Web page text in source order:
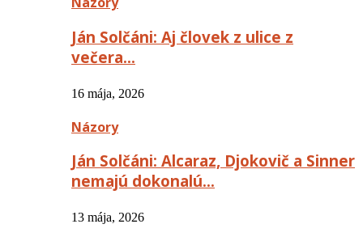
Ján Solčáni: Aj človek z ulice z
večera…
16 mája, 2026
Názory
Ján Solčáni: Alcaraz, Djokovič a Sinner
nemajú dokonalú…
13 mája, 2026